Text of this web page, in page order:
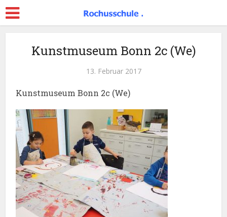
Kunstmuseum Bonn 2c (We)
13. Februar 2017
Kunstmuseum Bonn 2c (We)